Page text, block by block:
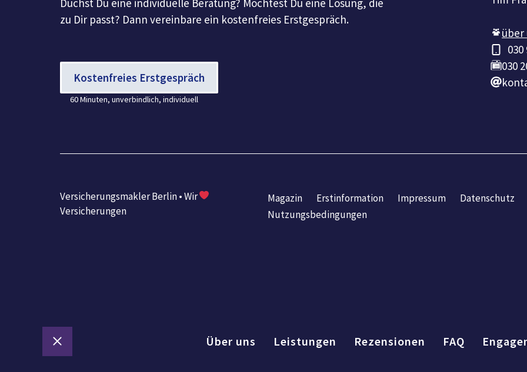
zu Dir passt? Dann vereinbare ein kostenfreies Erstgespräch.
Kostenfreies Erstgespräch
60 Minuten, unverbindlich, individuell
über
030
030
Versicherungsmakler Berlin • Wir
Versicherungen
Magazin Erstinformation Impressum Datenschutz
Nutzungsbedingungen
Schließen
Über uns Leistungen Rezensionen FAQ